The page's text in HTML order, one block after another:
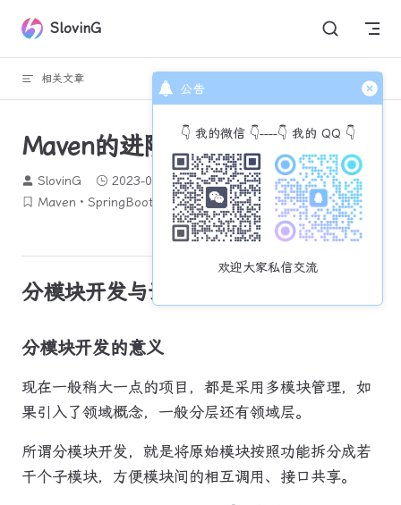
公告
👇 我的微信 👇----👇 我的 QQ 👇
欢迎大家私信交流
Skip to content
SlovinG
相关文章 回到顶部
Maven的进阶使用
SlovinG 2023-08-21 3121 个字
14 分钟
Maven
SpringBoot
分模块开发与设计
分模块开发的意义
现在一般稍大一点的项目，都是采用多模块管理，如
果引入了领域概念，一般分层还有领域层。
所谓分模块开发，就是将原始模块按照功能拆分成若
干个子模块，方便模块间的相互调用、接口共享。